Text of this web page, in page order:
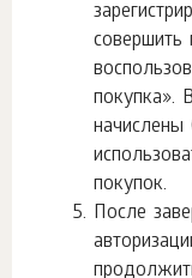
совершить
покупка».
покупок.
После